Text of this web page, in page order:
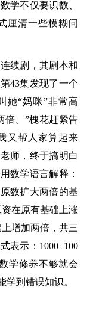
学不仅要识数、
厘清一些模糊问
续剧，其剧本和
43集发现了一个
“妈咪”非常高
倍。”槐花赶紧告
又帮人家算起来
师，终于搞明白
数学语言解释：
数扩大两倍的基
在原有基础上涨
增加两倍，共三
表示：1000+100
学修养不够就会
学到错误知识。